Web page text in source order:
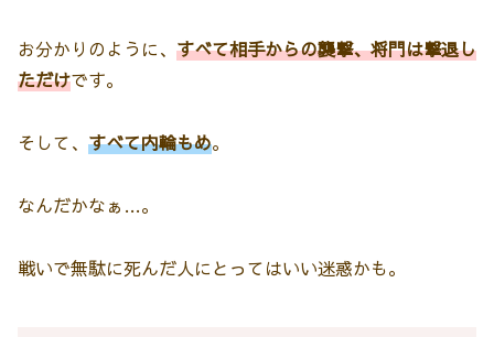
お分かりのように、 すべて相手からの襲撃、将門は撃退し
ただけです。
そして、 すべて内輪もめ。
なんだかなぁ…。
戦いで無駄に死んだ人にとってはいい迷惑かも。